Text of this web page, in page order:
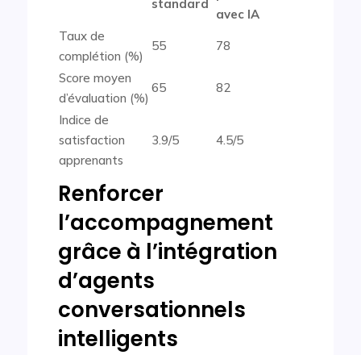
standard
avec IA
Taux de
complétion (%)
55 78
Score moyen
d’évaluation (%)
65 82
Indice de
satisfaction
apprenants
3.9/5 4.5/5
Renforcer
l’accompagnement
grâce à l’intégration
d’agents
conversationnels
intelligents